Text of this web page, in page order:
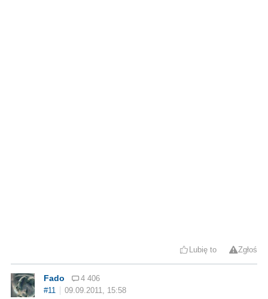
Lubię to Zgłoś
Fado
4 406
#11
09.09.2011, 15:58